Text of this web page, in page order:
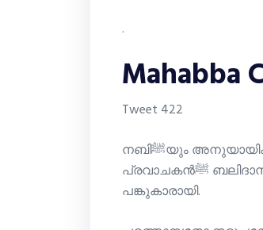
.
Mahabba
Tweet 422
നബിﷺയും അനുയായികളും ബലിമൃഗങ്ങളെ അറുത്തു. 70 ഒട്ടകങ്ങളെയാണ്
പ്രവാചകൻﷺ ബലിദാനം നടത്തിയത്. പല ബലിമൃഗങ്ങളിലും ഒന്നിലധികം ആളുകൾ
പങ്കുകാരായി.